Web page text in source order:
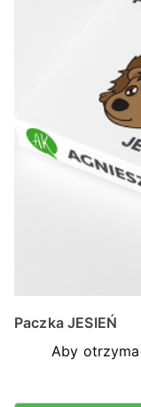
Paczka JESIEŃ
Aby